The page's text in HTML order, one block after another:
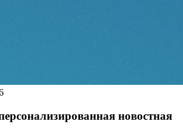
новостная